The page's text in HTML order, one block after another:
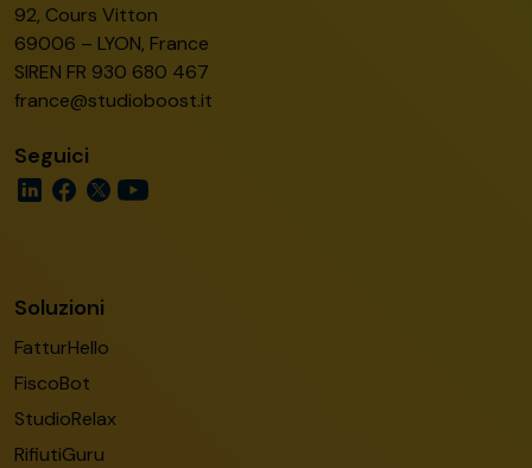
92, Cours Vitton
69006 – LYON, France
SIREN FR 930 680 467
france@studioboost.it
Seguici
Soluzioni
FatturHello
FiscoBot
StudioRelax
RifiutiGuru